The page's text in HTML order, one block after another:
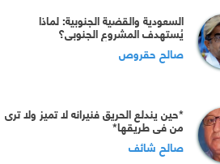
السعودية والقضية الجنوبية: لماذا
يُستهدف المشروع الجنوبي؟
صالح حقروص
*حين يندلع الحريق فنيرانه لا تميز ولا ترى
من في طريقها*
صالح شائف